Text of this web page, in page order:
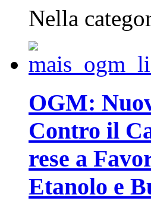
Nella
OGM:
Contro il
rese a
Etanolo e